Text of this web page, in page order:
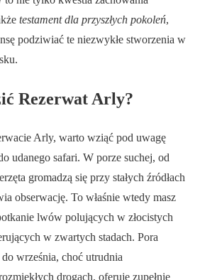
testament dla przyszłych pokoleń,
podziwiać te niezwykłe stworzenia w
Rezerwat Arly?
Arly, warto wziąć pod uwagę
udanego safari. W porze suchej, od
gromadzą się przy stałych źródłach
obserwację. To właśnie wtedy masz
lwów polujących w złocistych
w zwartych stadach. Pora
września, choć utrudnia
drogach, oferuje zupełnie